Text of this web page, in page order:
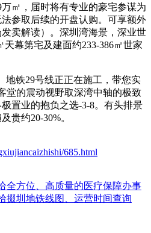
，届时将有专业的豪宅参谋为
参取后续的开盘认购。可享额外
卖解读）。深圳湾海景，深业世
天幕第宅及建面约233-386㎡世家
铁29号线正正在施工，带您实
堂的震动视野取深湾中轴的极致
置业的抱负之选-3-8。有头排景
贵约20-30%。
685.html
全方位、高质量的医疗保障办事
掇圳地铁线图、运营时间查询